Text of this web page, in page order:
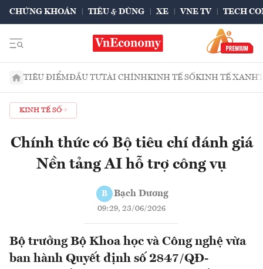
CHỨNG KHOÁN TIÊU & DÙNG XE VNE TV TECH
TIÊU ĐIỂMĐẦU TƯTÀI CHÍNHKINH TẾ SỐKINH TẾ XANH
KINH TẾ SỐ
Chính thức có Bộ tiêu chí đánh giá
Nền tảng AI hỗ trợ công vụ
B Bạch Dương
09:29, 23/06/2026
Bộ trưởng Bộ Khoa học và Công nghệ vừa
ban hành Quyết định số 2847/QĐ-